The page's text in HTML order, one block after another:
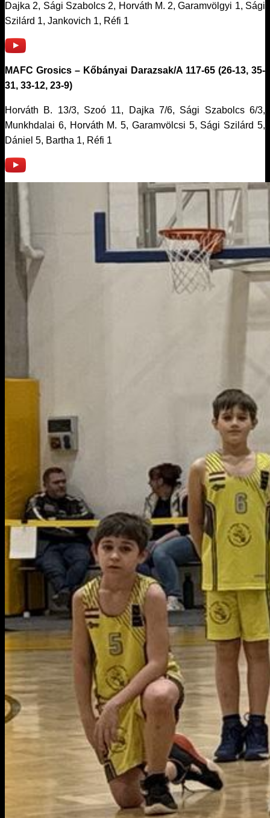
Dajka 2, Sági Szabolcs 2, Horváth M. 2, Garamvölgyi 1, Sági
Szilárd 1, Jankovich 1, Réfi 1
MAFC Grosics – Kőbányai Darazsak/A 117-65 (26-13, 35-
31, 33-12, 23-9)
Horváth B. 13/3, Szoó 11, Dajka 7/6, Sági Szabolcs 6/3,
Munkhdalai 6, Horváth M. 5, Garamvölcsi 5, Sági Szilárd 5,
Dániel 5, Bartha 1, Réfi 1